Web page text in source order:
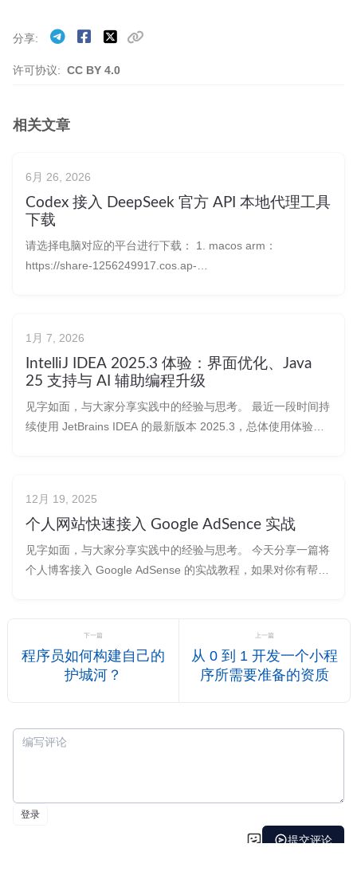
许可协议: CC BY 4.0
分享
相关文章
6月 26, 2026
Codex 接入 DeepSeek 官方 API 本地代理工具
下载
请选择电脑对应的平台进行下载： 1. macos arm：
https://share-1256249917.cos.ap-
1月 7, 2026
IntelliJ IDEA 2025.3 体验：界面优化、Java
25 支持与 AI 辅助编程升级
见字如面，与大家分享实践中的经验与思考。 最近一段时间持
续使用 JetBrains IDEA 的最新版本 2025.3，总体使用体验相
12月 19, 2025
个人网站快速接入 Google AdSence 实战
见字如面，与大家分享实践中的经验与思考。 今天分享一篇将
个人博客接入 Google AdSense 的实战教程，如果对你有帮
下一篇
程序员如何构建自己的
护城河？
上一篇
从 0 到 1 开发一个小程
序所需要准备的资质